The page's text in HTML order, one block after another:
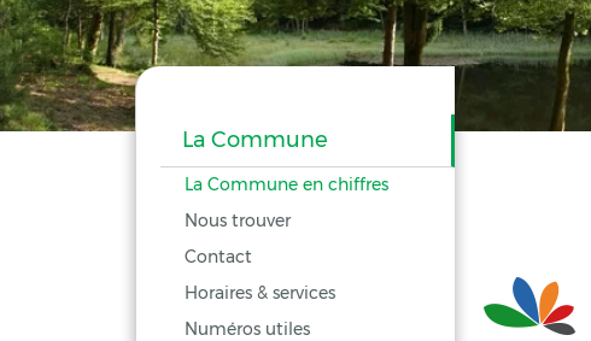
La Commune
La Commune en chiffres
Nous trouver
Contact
Horaires & services
Numéros utiles